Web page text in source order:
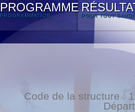
PROGRAMME
PROGRAMMATION POUR TOUT
Code de la structure :